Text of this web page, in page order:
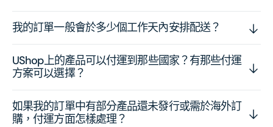
我的訂單一般會於多少個工作天內安排配送？
UShop上的產品可以付運到那些國家？有那些付運
方案可以選擇？
如果我的訂單中有部分產品還未發行或需於海外訂
購，付運方面怎樣處理？